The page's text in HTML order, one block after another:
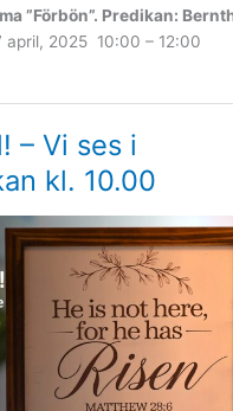
”Förbön”. Predikan:
april, 2025 10:00 – 12:00
– Vi ses i
kl. 10.00